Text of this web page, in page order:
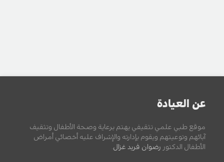
عن العيادة
موقع طبي علمي تثقيفي يهتم برعاية وصحة الأطفال وتثقيف
آبائهم وتوعيتهم ويقوم بإدارته والإشراف عليه أخصائي أمراض
الأطفال الدكتور رضوان فريد غزال